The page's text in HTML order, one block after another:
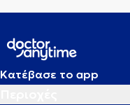
Κατέβασε το app